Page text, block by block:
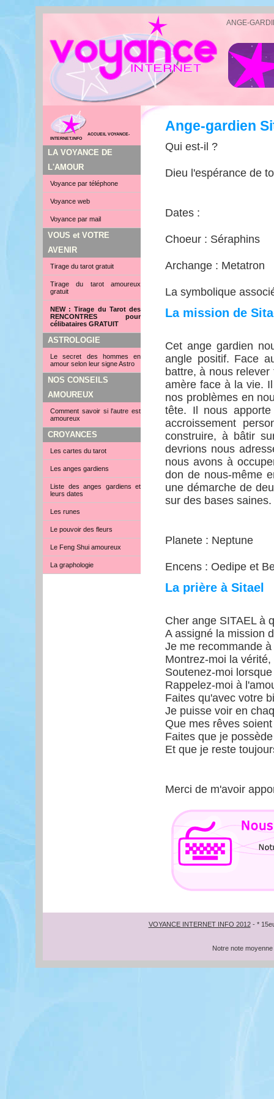
ANGE-
ACCUEIL VOYANCE-
INTERNET.INFO
LA VOYANCE DE
L'AMOUR
Voyance par téléphone
Voyance web
Voyance par mail
VOUS et VOTRE
AVENIR
Tirage du tarot gratuit
Tirage du tarot amoureux
gratuit
NEW : Tirage du Tarot des
RENCONTRES pour
célibataires GRATUIT
ASTROLOGIE
Le secret des hommes en
amour selon leur signe Astro
NOS CONSEILS
AMOUREUX
Comment savoir si l'autre est
amoureux
CROYANCES
Les cartes du tarot
Les anges gardiens
Liste des anges gardiens et
leurs dates
Les runes
Le pouvoir des fleurs
Le Feng Shui amoureux
La graphologie
Ange-gardien
Qui est-il ?
Dieu l'espérance de
Dates :
Choeur : Séraphins
Archange : Metatron
La symbolique
La mission de
Cet ange gardien
angle positif. Face
battre, à nous
amère face à la vie.
nos problèmes en
tête. Il nous
accroissement
construire, à bâtir
devrions nous
nous avons à
don de nous-même
une démarche de
sur des bases saines.
Planete : Neptune
Encens : Oedipe et
La prière à Sitael
Cher ange SITAEL à
A assigné la mission
Je me recommande
Montrez-moi la vérité,
Soutenez-moi
Rappelez-moi à
Faites qu'avec votre
Je puisse voir en
Que mes rêves
Faites que je
Et que je reste
Merci de m'avoir
VOYANCE INTERNET INFO 2012- *
Notre note